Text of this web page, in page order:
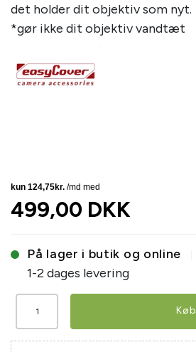
det holder dit objektiv som nyt.
*gør ikke dit objektiv vandtæt
499,00 DKK
På lager i butik og online
1-2 dages levering
Køb